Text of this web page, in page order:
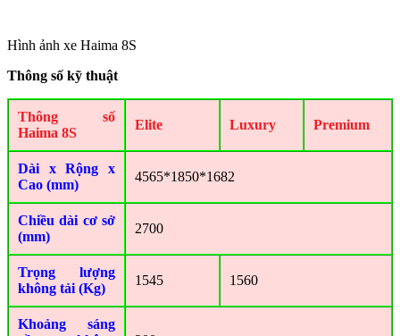
Hình ảnh xe Haima 8S
Thông số kỹ thuật
Thông số
Haima 8S
Elite Luxury Premium
Dài x Rộng x
Cao (mm)
4565*1850*1682
Chiều dài cơ sở
(mm)
2700
Trọng lượng
không tải (Kg)
1545 1560
Khoảng sáng